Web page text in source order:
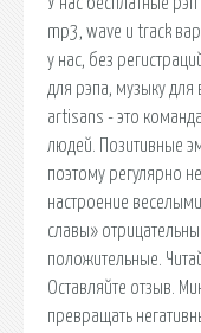
mp3, wave и track
у нас, без
для рэпа, музыку
artisans - это
людей. Позитивные
поэтому регулярно
настроение
славы»
положительные.
Оставляйте отзыв.
превращать